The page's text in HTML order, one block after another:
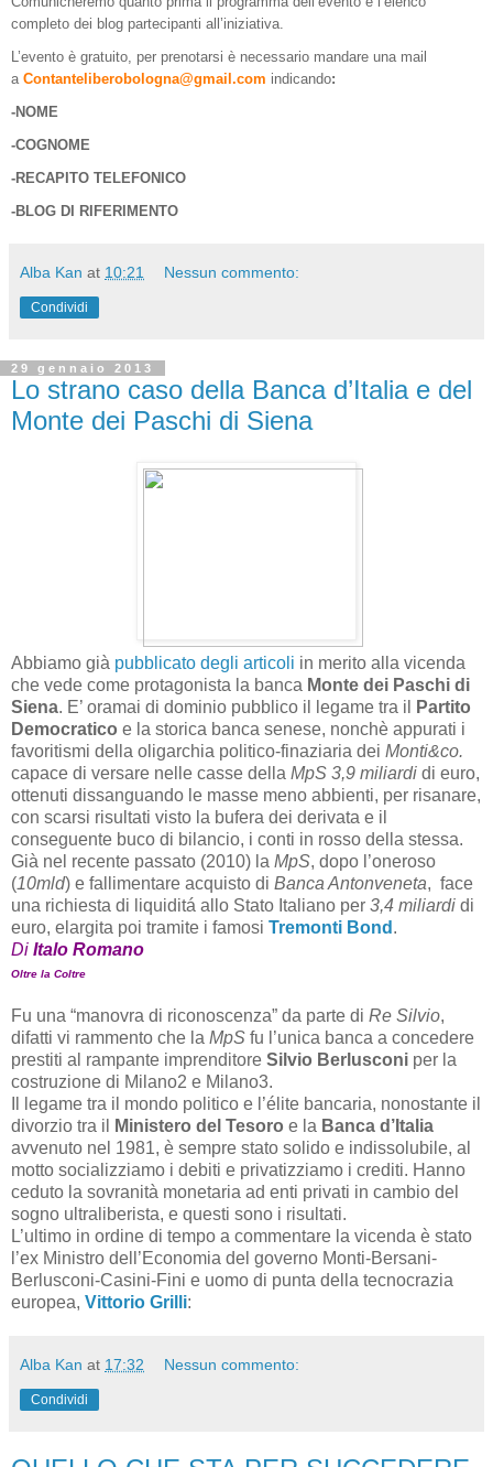
completo dei blog partecipanti all’iniziativa.
L’evento è gratuito, per prenotarsi è necessario mandare una mail
a Contanteliberobologna@gmail.com indicando:
-NOME
-COGNOME
-RECAPITO TELEFONICO
-BLOG DI RIFERIMENTO
Alba Kan at 10:21 Nessun commento:
Condividi
29 gennaio 2013
Lo strano caso della Banca d’Italia e del
Monte dei Paschi di Siena
Abbiamo già pubblicato degli articoli in merito alla vicenda
che vede come protagonista la banca Monte dei Paschi di
Siena. E’ oramai di dominio pubblico il legame tra il
Partito
Democratico e la storica banca senese, nonchè appurati i
favoritismi della oligarchia politico-finaziaria dei Monti&co.
capace di versare nelle casse della MpS 3,9 miliardi di euro,
ottenuti dissanguando le masse meno abbienti, per risanare,
con scarsi risultati visto la bufera dei derivata e il
conseguente buco di bilancio, i conti in rosso della stessa.
Già nel recente passato (2010) la MpS, dopo l’oneroso
(10mld) e fallimentare acquisto di Banca Antonveneta, face
una richiesta di liquiditá allo Stato Italiano per 3,4 miliardi di
euro, elargita poi tramite i famosi Tremonti Bond .
Di Italo Romano
Oltre la Coltre
Fu una “manovra di riconoscenza” da parte di Re Silvio,
difatti vi rammento che la MpS fu l’unica banca a concedere
prestiti al rampante imprenditore Silvio Berlusconi per la
costruzione di Milano2 e Milano3.
Il legame tra il mondo politico e l’élite bancaria, nonostante il
divorzio tra il
Ministero del Tesoro e la Banca d’Italia
avvenuto nel 1981, è sempre stato solido e indissolubile, al
motto socializziamo i debiti e privatizziamo i crediti. Hanno
ceduto la sovranità monetaria ad enti privati in cambio del
sogno ultraliberista, e questi sono i risultati.
L’ultimo in ordine di tempo a commentare la vicenda è stato
l’ex Ministro dell’Economia del governo Monti-Bersani-
Berlusconi-Casini-Fini e uomo di punta della tecnocrazia
europea, Vittorio Grilli:
Alba Kan at 17:32 Nessun commento:
Condividi